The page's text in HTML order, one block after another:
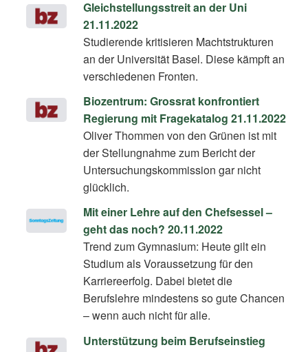
Gleichstellungsstreit an der Uni
21.11.2022
Studierende kritisieren Machtstrukturen
an der Universität Basel. Diese kämpft an
verschiedenen Fronten.
Biozentrum: Grossrat konfrontiert
Regierung mit Fragekatalog 21.11.2022
Oliver Thommen von den Grünen ist mit
der Stellungnahme zum Bericht der
Untersuchungskommission gar nicht
glücklich.
Mit einer Lehre auf den Chefsessel –
geht das noch? 20.11.2022
Trend zum Gymnasium: Heute gilt ein
Studium als Voraussetzung für den
Karriereerfolg. Dabei bietet die
Berufslehre mindestens so gute Chancen
– wenn auch nicht für alle.
Unterstützung beim Berufseinstieg